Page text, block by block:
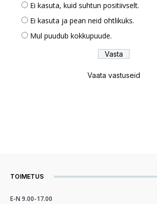
Ei kasuta, kuid suhtun positiivselt.
Ei kasuta ja pean neid ohtlikuks.
Mul puudub kokkupuude.
Vaata vastuseid
TOIMETUS
E-N 9.00-17.00